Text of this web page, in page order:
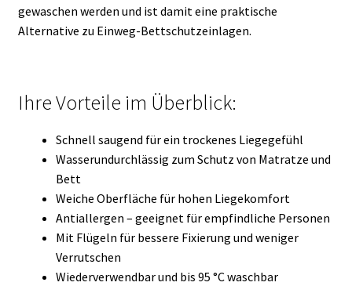
gewaschen werden und ist damit eine praktische
Alternative zu Einweg-Bettschutzeinlagen.
Ihre Vorteile im Überblick:
Schnell saugend für ein trockenes Liegegefühl
Wasserundurchlässig zum Schutz von Matratze und
Bett
Weiche Oberfläche für hohen Liegekomfort
Antiallergen – geeignet für empfindliche Personen
Mit Flügeln für bessere Fixierung und weniger
Verrutschen
Wiederverwendbar und bis 95 °C waschbar